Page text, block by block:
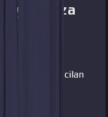
y realiza
tu
muy bajas, oscilan